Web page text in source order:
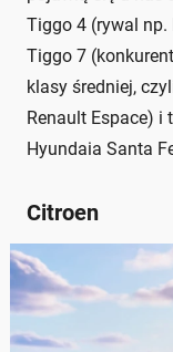
Tiggo 4 (rywal np.
Tiggo 7
klasy średniej,
Renault Espace) i
Hyundaia Santa
Citroen